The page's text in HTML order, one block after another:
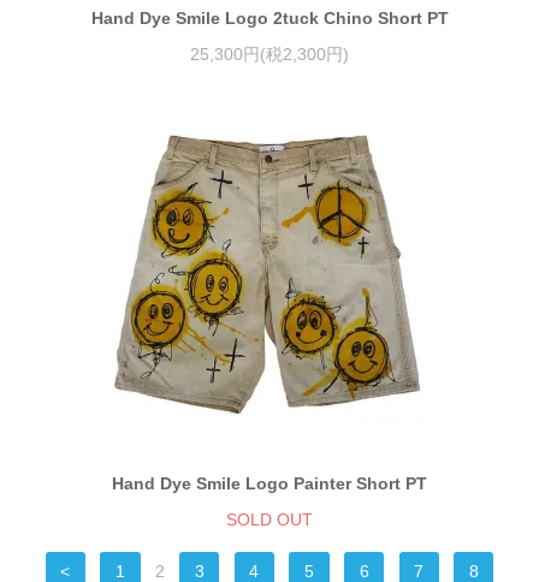
Hand Dye Smile Logo 2tuck Chino Short PT
25,300円(税2,300円)
Hand Dye Smile Logo Painter Short PT
SOLD OUT
< 1 2 3 4 5 6 7 8